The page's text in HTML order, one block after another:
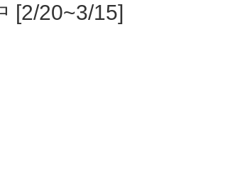
[2/20~3/15]